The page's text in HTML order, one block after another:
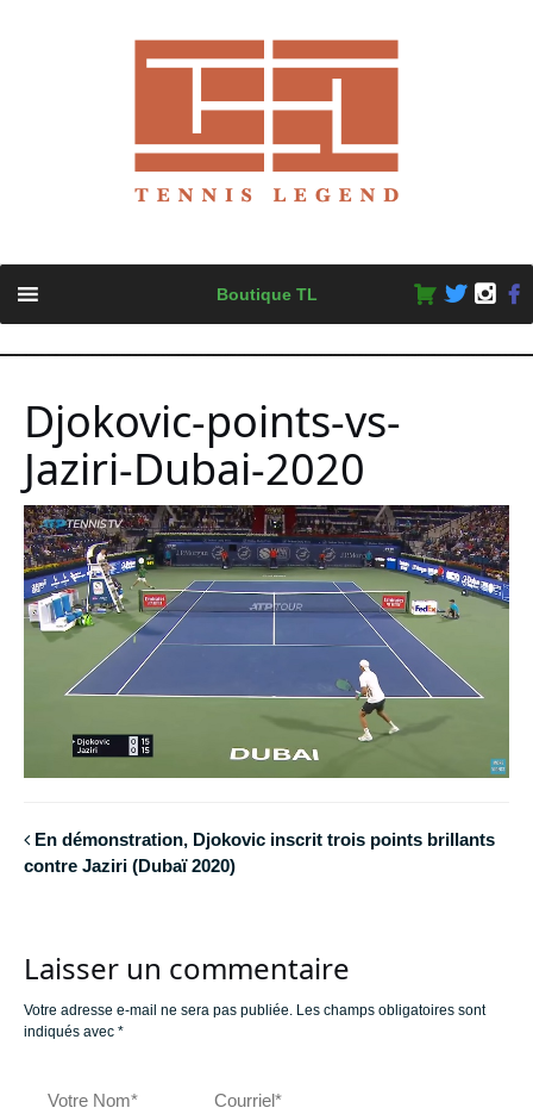
content
Boutique TL
Djokovic-points-vs-
Jaziri-Dubai-2020
En démonstration, Djokovic inscrit trois points brillants
contre Jaziri (Dubaï 2020)
Laisser un commentaire
Votre adresse e-mail ne sera pas publiée. Les champs obligatoires sont
indiqués avec *